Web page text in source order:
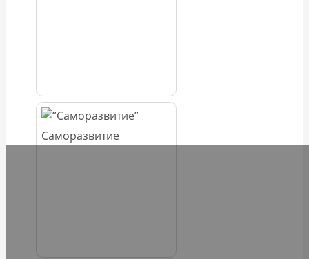
Саморазвитие